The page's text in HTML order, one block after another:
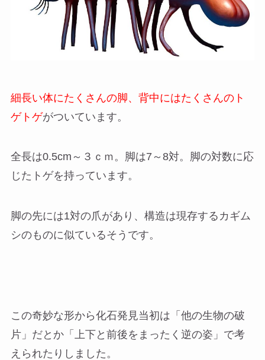
細長い体にたくさんの脚、背中にはたくさんのト
ゲトゲがついています。
全長は0.5cm～３ｃｍ。脚は7～8対。脚の対数に応
じたトゲを持っています。
脚の先には1対の爪があり、構造は現存するカギム
シのものに似ているそうです。
この奇妙な形から化石発見当初は「他の生物の破
片」だとか「上下と前後をまったく逆の姿」で考
えられたりしました。